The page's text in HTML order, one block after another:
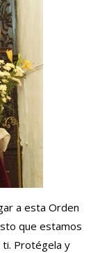
a esta Orden
que estamos
ti. Protégela y